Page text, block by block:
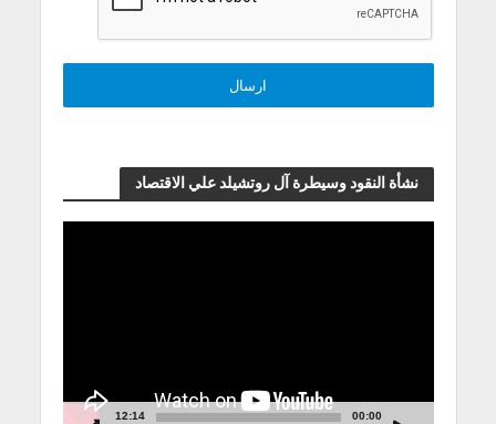
نشأة النقود وسيطرة آل روتشيلد علي الاقتصاد
00:00
12:14